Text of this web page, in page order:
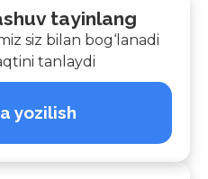
tayinlang
siz bilan bog‘lanadi
tanlaydi
yozilish